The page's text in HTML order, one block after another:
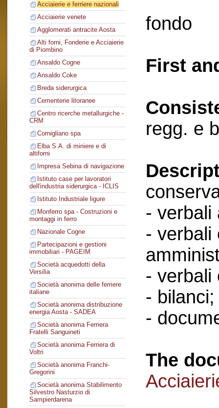
Acciaierie e ferriere nazionali
Acciaierie venete
Agglomerati antracite Aosta
Alti forni, Fonderie e Acciaierie
di Piombino
Ansaldo Cogne
Ansaldo Coke
Breda siderurgica
Cementerie litoranee
Centro ricerche metallurgiche -
CRM
Cornigliano spa
Elba S.A. di miniere e di
altiforni
Impresa Sebina di navigazione
Istituto case per lavoratori
dell'industria siderurgica - ICLIS
Istituto Industriale ligure
Monferro spa - Costruzioni e
montaggi in ferro
Nazionale Cogne
Partecipazioni e gestioni
immobiliari - PAGEIM
Società acquedotti della
Versilia
Società anonima delle ferriere
italiane
Società anonima distribuzione
energia Aosta - SADEA
Società anonima Ferriera
Fratelli Sanguineti
Società anonima Ferriera di
Voltri
Società anonima Franchi-
Gregorini
Società anonima Stabilimento
Silvestro Nasturzio di
Sampierdarena
fondo
First
regg. e
- verbali
- verbali
- verbali
- bilanci;
-
The